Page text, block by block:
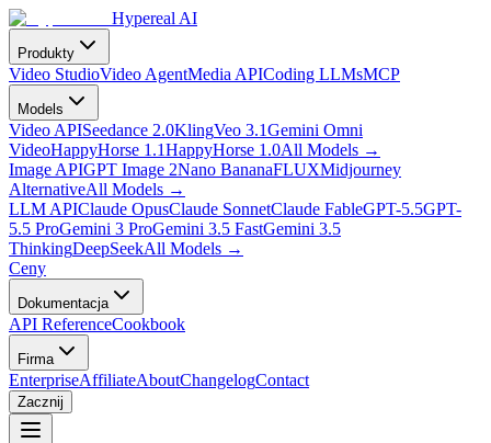
Hypereal AI
Produkty
Video StudioVideo AgentMedia APICoding LLMsMCP
Models
Video APISeedance 2.0KlingVeo 3.1Gemini Omni
VideoHappyHorse 1.1HappyHorse 1.0All Models →
Image APIGPT Image 2Nano BananaFLUXMidjourney
AlternativeAll Models →
LLM APIClaude OpusClaude SonnetClaude FableGPT-5.5GPT-
5.5 ProGemini 3 ProGemini 3.5 FastGemini 3.5
ThinkingDeepSeekAll Models →
Ceny
Dokumentacja
API ReferenceCookbook
Firma
EnterpriseAffiliateAboutChangelogContact
Zacznij